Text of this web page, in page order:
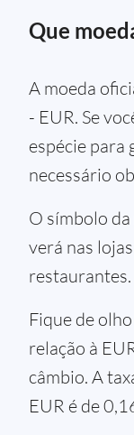
Que
A moeda
- EUR. Se
espécie para
necessário
O símbolo da
verá nas
restaurantes.
Fique de
relação à
câmbio. A
EUR é de